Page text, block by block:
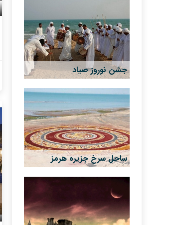
جشن نوروز صیاد
ساحل سرخ جزیره هرمز